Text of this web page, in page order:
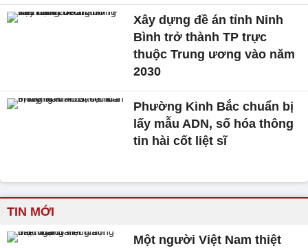
Xây dựng đề án tỉnh Ninh
Bình trở thành TP trực
thuộc Trung ương vào năm
2030
Phường Kinh Bắc chuẩn bị
lấy mẫu ADN, số hóa thông
tin hài cốt liệt sĩ
TIN MỚI
Một người Việt Nam thiệt